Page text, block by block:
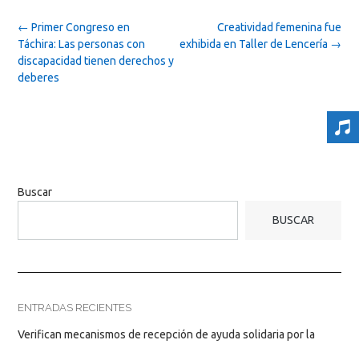
Post
navigation
Creatividad femenina fue
exhibida en Taller de Lencería →
← Primer Congreso en
Táchira: Las personas con
discapacidad tienen derechos y
deberes
Buscar
BUSCAR
ENTRADAS RECIENTES
Verifican mecanismos de recepción de ayuda solidaria por la